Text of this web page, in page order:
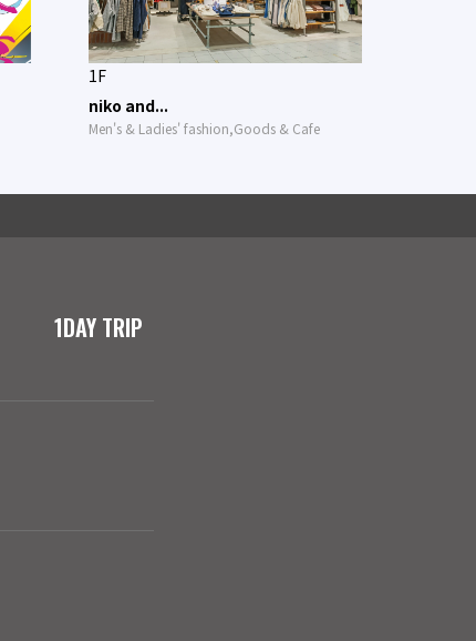
1F
niko and...
Men's & Ladies' fashion,Goods & Cafe
1DAY TRIP